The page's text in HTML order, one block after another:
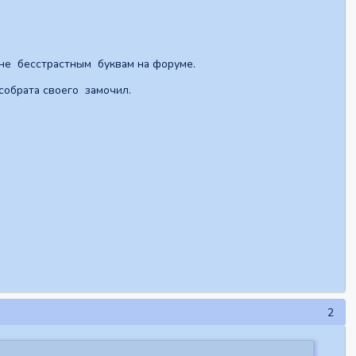
бесстрастным буквам на форуме.
своего замочил.
2